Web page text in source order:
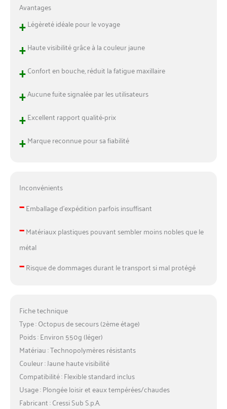
Avantages
+Légèreté idéale pour le voyage
+Haute visibilité grâce à la couleur jaune
+Confort en bouche, réduit la fatigue maxillaire
+Aucune fuite signalée par les utilisateurs
+Excellent rapport qualité-prix
+Marque reconnue pour sa fiabilité
Inconvénients
–Emballage d’expédition parfois insuffisant
–Matériaux plastiques pouvant sembler moins nobles que le
métal
–Risque de dommages durant le transport si mal protégé
Fiche technique
Type : Octopus de secours (2ème étage)
Poids : Environ 550g (léger)
Matériau : Technopolymères résistants
Couleur : Jaune haute visibilité
Compatibilité : Flexible standard inclus
Usage : Plongée loisir et eaux tempérées/chaudes
Fabricant : Cressi Sub S.p.A.